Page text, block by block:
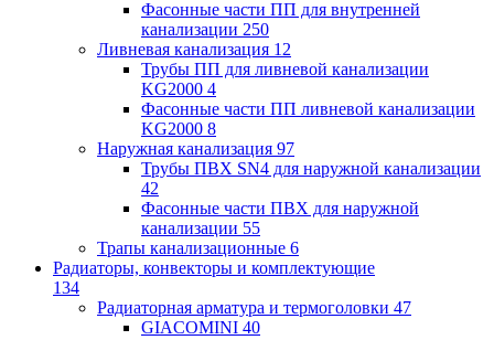
Фасонные части ПП для внутренней
канализации 250
Ливневая канализация 12
Трубы ПП для ливневой канализации
KG2000 4
Фасонные части ПП ливневой канализации
KG2000 8
Наружная канализация 97
Трубы ПВХ SN4 для наружной канализации
42
Фасонные части ПВХ для наружной
канализации 55
Трапы канализационные 6
Радиаторы, конвекторы и комплектующие
134
Радиаторная арматура и термоголовки 47
GIACOMINI 40